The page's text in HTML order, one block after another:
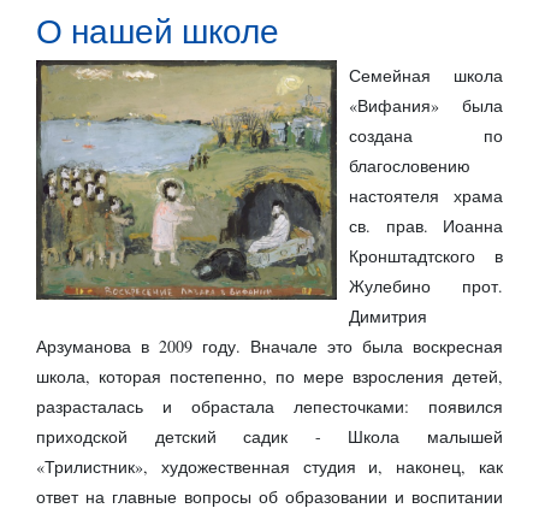
О нашей школе
Семейная школа
«Вифания» была
создана по
благословению
настоятеля храма
св. прав. Иоанна
Кронштадтского в
Жулебино прот.
Димитрия
Арзуманова в 2009 году. Вначале это была воскресная
школа, которая постепенно, по мере взросления детей,
разрасталась и обрастала лепесточками: появился
приходской детский садик - Школа малышей
«Трилистник», художественная студия и, наконец, как
ответ на главные вопросы об образовании и воспитании